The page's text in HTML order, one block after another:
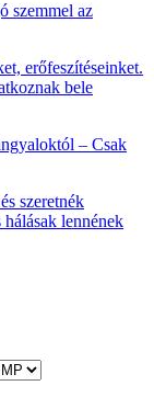
szemmel az
erőfeszítéseinket.
bele
– Csak
szeretnék
lennének